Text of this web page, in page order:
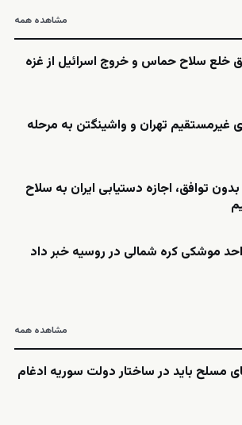
مشاهده همه
خلع سلاح حماس و خروج اسرائیل از غزه
غیرمستقیم تهران و واشینگتن به مرحله
بدون توافق، اجازه دستیابی ایران به سلاح
واحد موشکی کره شمالی در روسیه خبر داد
مشاهده همه
مسلح باید در ساختار دولت سوریه ادغام